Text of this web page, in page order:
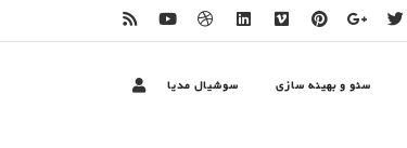
سوشیال مدیا سئو و بهینه سازی